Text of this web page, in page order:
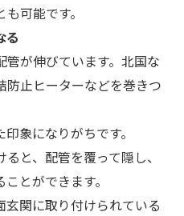
可能です。
る
が伸びています。北国な
防止ヒーターなどを巻きつ
象になりがちです。
と、配管を覆って隠し、
とができます。
関に取り付けられている